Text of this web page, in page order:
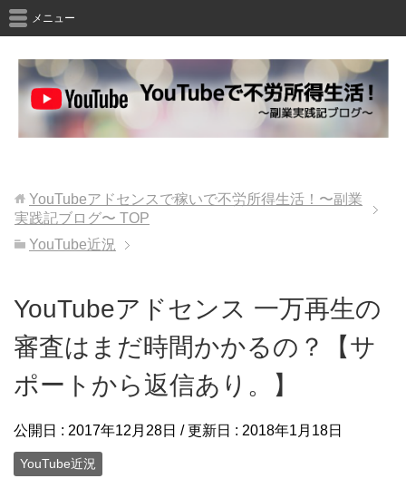
メニュー
YouTubeアドセンスで稼いで不労所得生活！〜副業
実践記ブログ〜 TOP
YouTube近況
YouTubeアドセンス 一万再生の
審査はまだ時間かかるの？【サ
ポートから返信あり。】
公開日 : 2017年12月28日 / 更新日 : 2018年1月18日
YouTube近況